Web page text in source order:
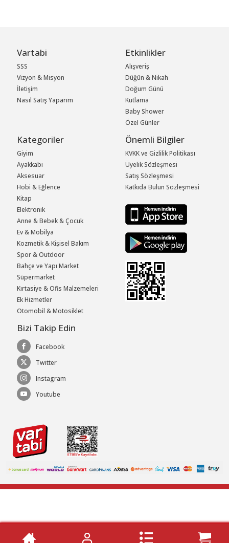
Vartabi
SSS
Vizyon & Misyon
İletişim
Nasıl Satış Yaparım
Etkinlikler
Alışveriş
Düğün & Nikah
Doğum Günü
Kutlama
Baby Shower
Özel Günler
Kategoriler
Giyim
Ayakkabı
Aksesuar
Hobi & Eğlence
Kitap
Elektronik
Anne & Bebek & Çocuk
Ev & Mobilya
Kozmetik & Kişisel Bakım
Spor & Outdoor
Bahçe ve Yapı Market
Süpermarket
Kırtasiye & Ofis Malzemeleri
Ek Hizmetler
Otomobil & Motosiklet
Önemli Bilgiler
KVKK ve Gizlilik Politikası
Üyelik Sözleşmesi
Satış Sözleşmesi
Katkıda Bulun Sözleşmesi
Bizi Takip Edin
Facebook
Twitter
Instagram
Youtube